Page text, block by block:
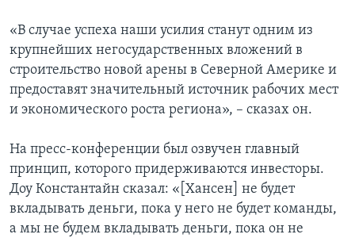
«В случае успеха наши усилия станут одним из
крупнейших негосударственных вложений в
строительство новой арены в Северной Америке и
предоставят значительный источник рабочих мест
и экономического роста региона», – сказах он.
На пресс-конференции был озвучен главный
принцип, которого придерживаются инвесторы.
Доу Константайн сказал: «[Хансен] не будет
вкладывать деньги, пока у него не будет команды,
а мы не будем вкладывать деньги, пока он не